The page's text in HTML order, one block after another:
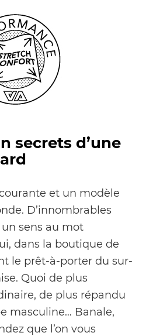
secrets d’une
et un modèle
D’innombrables
sens au mot
dans la boutique de
le prêt-à-porter du sur-
Quoi de plus
de plus répandu
masculine… Banale,
que l’on vous